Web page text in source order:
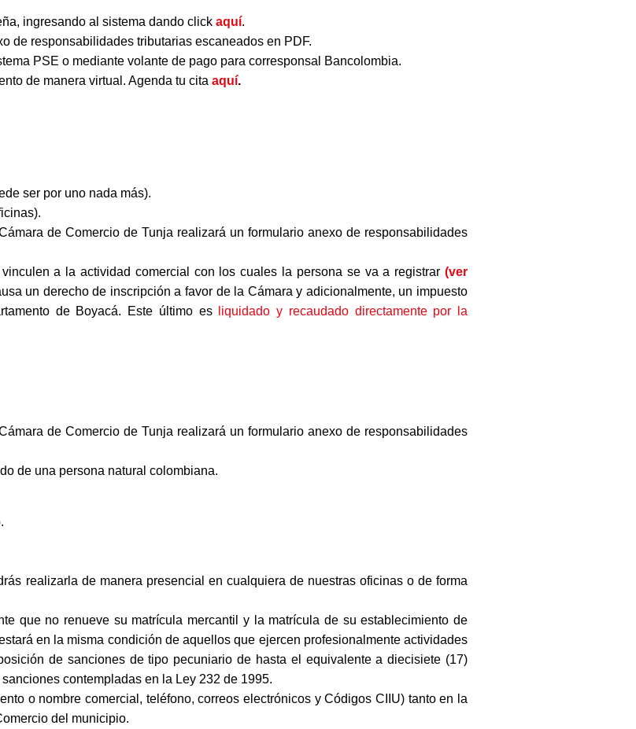
ingresando al sistema dando click aquí.
de responsabilidades tributarias escaneados en PDF.
PSE o mediante volante de pago para corresponsal Bancolombia.
de manera virtual. Agenda tu cita aquí.
ser por uno nada más).
de Comercio de Tunja realizará un formulario anexo de responsabilidades
a la actividad comercial con los cuales la persona se va a registrar (ver
un derecho de inscripción a favor de la Cámara y adicionalmente, un impuesto
de Boyacá. Este último es
liquidado y recaudado directamente por la
de Comercio de Tunja realizará un formulario anexo de responsabilidades
de una persona natural colombiana.
realizarla de manera presencial en cualquiera de nuestras oficinas o de forma
que no renueve su matrícula mercantil y la matrícula de su establecimiento de
en la misma condición de aquellos que ejercen profesionalmente actividades
de sanciones de tipo pecuniario de hasta el equivalente a diecisiete (17)
contempladas en la Ley 232 de 1995.
o nombre comercial, teléfono, correos electrónicos y Códigos CIIU) tanto en la
del municipio.